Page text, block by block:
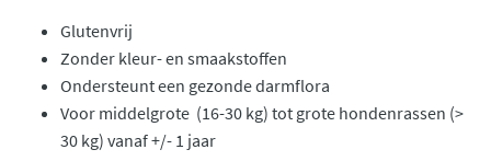
Glutenvrij
Zonder kleur- en smaakstoffen
Ondersteunt een gezonde darmflora
Voor middelgrote (16-30 kg) tot grote hondenrassen (>
30 kg) vanaf +/- 1 jaar